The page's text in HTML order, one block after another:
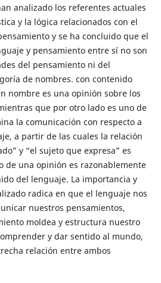
analizado los referentes actuales
y la lógica relacionados con el
y se ha concluido que el
y pensamiento entre sí no son
del pensamiento ni del
de nombres. con contenido
nombre es una opinión sobre los
que por otro lado es uno de
la comunicación con respecto a
a partir de las cuales la relación
y “el sujeto que expresa” es
de una opinión es razonablemente
del lenguaje. La importancia y
radica en que el lenguaje nos
nuestros pensamientos,
moldea y estructura nuestro
y dar sentido al mundo,
relación entre ambos